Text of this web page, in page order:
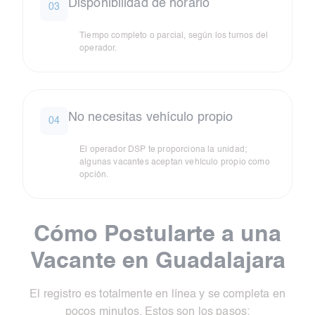
03 Disponibilidad de horario
Tiempo completo o parcial, según los turnos del
operador.
04 No necesitas vehículo propio
El operador DSP te proporciona la unidad;
algunas vacantes aceptan vehículo propio como
opción.
Cómo Postularte a una
Vacante en Guadalajara
El registro es totalmente en línea y se completa en
pocos minutos. Estos son los pasos: